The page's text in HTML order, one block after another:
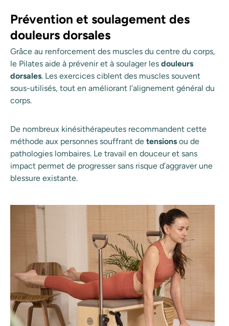
Prévention et soulagement des
douleurs dorsales
Grâce au renforcement des muscles du centre du corps,
le Pilates aide à prévenir et à soulager les douleurs
dorsales. Les exercices ciblent des muscles souvent
sous-utilisés, tout en améliorant l’alignement général du
corps.
De nombreux kinésithérapeutes recommandent cette
méthode aux personnes souffrant de tensions ou de
pathologies lombaires. Le travail en douceur et sans
impact permet de progresser sans risque d’aggraver une
blessure existante.